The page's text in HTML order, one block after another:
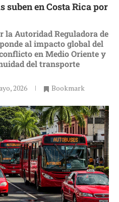
suben en Costa Rica por
la Autoridad Reguladora de
al impacto global del
en Medio Oriente y
del transporte
2026 Bookmark